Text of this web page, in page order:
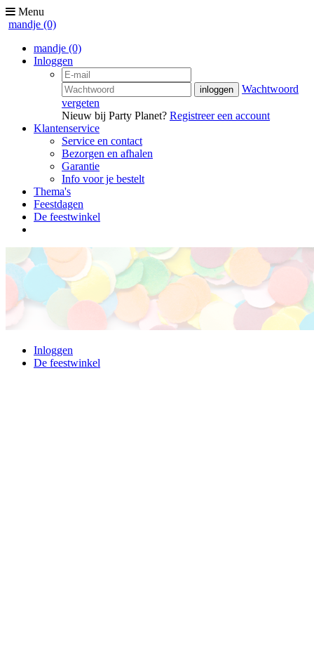
Menu
mandje (0)
mandje (0)
Inloggen
Wachtwoord
vergeten
Nieuw bij Party Planet? Registreer een account
Klantenservice
Service en contact
Bezorgen en afhalen
Garantie
Info voor je bestelt
Thema's
Feestdagen
De feestwinkel
Inloggen
De feestwinkel